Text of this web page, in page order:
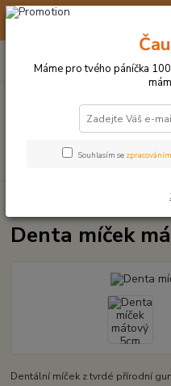
☀️ 10. - 14. SRPNA 2026
po–pá: 9–17 hod.
MÍČKY, APORTY, TALÍŘE,
Denta míček
Dentální míček z tvrdé přírodní
Máme pro tvého páníčka
Souhlasím se